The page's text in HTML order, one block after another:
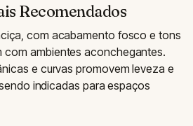
Recomendados
com acabamento fosco e tons
com ambientes aconchegantes.
e curvas promovem leveza e
indicadas para espaços